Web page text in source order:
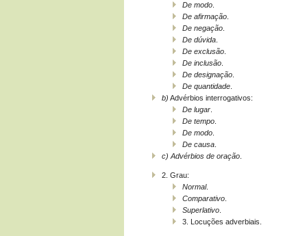
De modo
De afirmação
De negação
De dúvida
De exclusão
De inclusão
De designação
De quantidade
b) Advérbios interrogativos:
De lugar
De tempo
De modo
De causa
c) Advérbios de oração
2. Grau:
Normal.
Comparativo
Superlativo
3. Locuções adverbiais.